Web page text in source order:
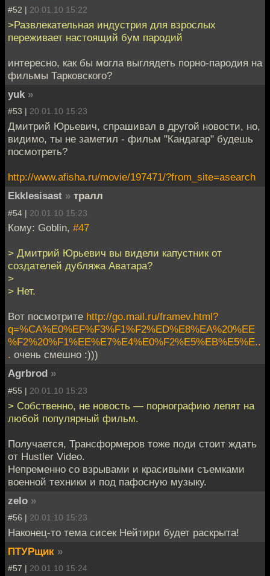
#52 | 20.01.10 15:22
>Развлекательная индустрия для взрослых
переживает настоящий бум пародий
интересно, как бы могла выглядеть порно-пародия на
фильмы Тарковского?
yuk »
#53 | 20.01.10 15:23
Дмитрий Юрьевич, спрашивал в другой новости, но,
видимо, ты не заметил - фильм "Кандагар" будешь
посмотреть?
http://www.afisha.ru/movie/197471/?from_site=asearch
Ekklesisast » тралл
#54 | 20.01.10 15:23
Кому: Goblin, #47
> Дмитрий Юрьевич вы видели капустник от
создателей дубляжа Аватара?
>
> Нет.
Вот посмотрите http://go.mail.ru/framev.html?
q=%CA%E0%EF%F3%F1%F2%ED%E8%EA%20%EE
%F2%20%F1%EE%E7%E4%E0%F2%E5%EB%E5%E..
. очень смешно :)))
Agrbrod »
#55 | 20.01.10 15:23
> Собственно, не новость — порнографию лепят на
любой популярный фильм.
Получается, Трансформеров тоже поди стоит ждать
от Hustler Video.
Непременно со взрывами и красивыми съемками
военной техники и под пафосную музыку.
zelo »
#56 | 20.01.10 15:23
Наконец-то тема сисек Нейтири будет раскрыта!
ПТУРщик »
#57 | 20.01.10 15:24